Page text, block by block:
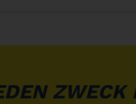
ZWECK